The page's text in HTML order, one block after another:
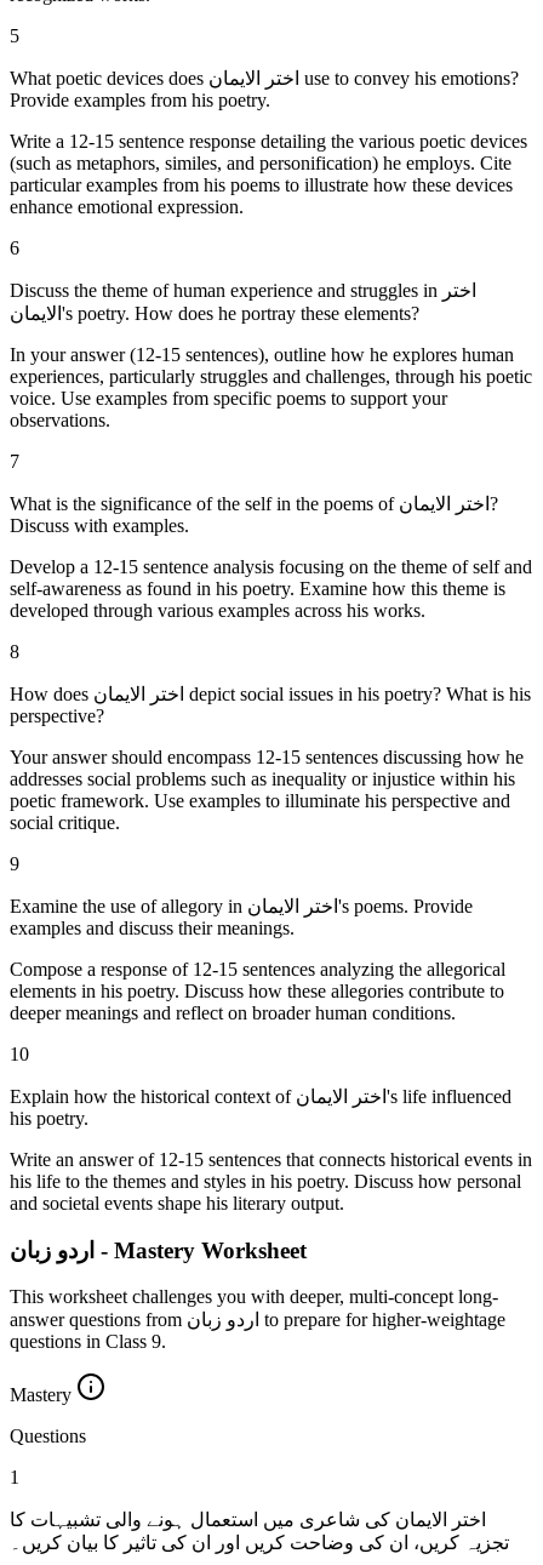
5
What poetic devices does اختر الایمان use to convey his emotions?
Provide examples from his poetry.
Write a 12-15 sentence response detailing the various poetic devices
(such as metaphors, similes, and personification) he employs. Cite
particular examples from his poems to illustrate how these devices
enhance emotional expression.
6
Discuss the theme of human experience and struggles in اختر
الایمان's poetry. How does he portray these elements?
In your answer (12-15 sentences), outline how he explores human
experiences, particularly struggles and challenges, through his poetic
voice. Use examples from specific poems to support your
observations.
7
What is the significance of the self in the poems of اختر الایمان?
Discuss with examples.
Develop a 12-15 sentence analysis focusing on the theme of self and
self-awareness as found in his poetry. Examine how this theme is
developed through various examples across his works.
8
How does اختر الایمان depict social issues in his poetry? What is his
perspective?
Your answer should encompass 12-15 sentences discussing how he
addresses social problems such as inequality or injustice within his
poetic framework. Use examples to illuminate his perspective and
social critique.
9
Examine the use of allegory in اختر الایمان's poems. Provide
examples and discuss their meanings.
Compose a response of 12-15 sentences analyzing the allegorical
elements in his poetry. Discuss how these allegories contribute to
deeper meanings and reflect on broader human conditions.
10
Explain how the historical context of اختر الایمان's life influenced
his poetry.
Write an answer of 12-15 sentences that connects historical events in
his life to the themes and styles in his poetry. Discuss how personal
and societal events shape his literary output.
اردو زبان - Mastery Worksheet
This worksheet challenges you with deeper, multi-concept long-
answer questions from اردو زبان to prepare for higher-weightage
questions in Class 9.
Mastery
Questions
1
اختر الایمان کی شاعری میں استعمال ہونے والی تشبیہات کا
تجزیہ کریں، ان کی وضاحت کریں اور ان کی تاثیر کا بیان کریں۔